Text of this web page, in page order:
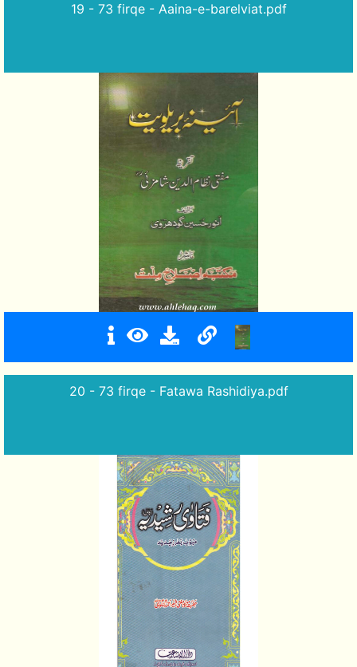
19 - 73 firqe - Aaina-e-barelviat.pdf
20 - 73 firqe - Fatawa Rashidiya.pdf